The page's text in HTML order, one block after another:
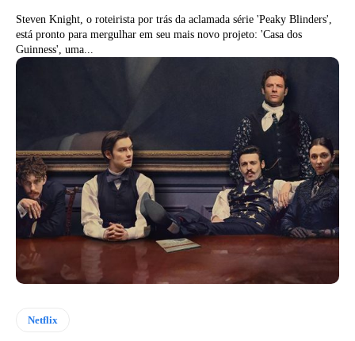
Steven Knight, o roteirista por trás da aclamada série 'Peaky Blinders',
está pronto para mergulhar em seu mais novo projeto: 'Casa dos
Guinness', uma...
Netflix